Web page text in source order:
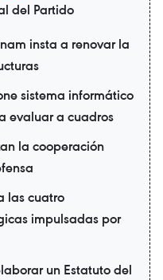
del Partido
insta a renovar la
sistema informático
evaluar a cuadros
la cooperación
las cuatro
impulsadas por
un Estatuto del